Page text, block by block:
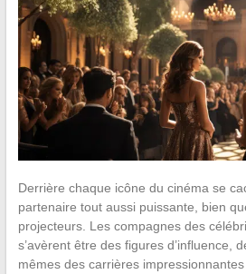
Derrière chaque icône du cinéma se
partenaire tout aussi puissante, bien
projecteurs. Les compagnes des
s’avèrent être des figures d’influence,
mêmes des carrières